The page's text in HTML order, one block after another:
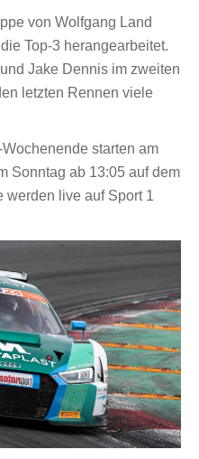
von Wolfgang Land
Top-3 herangearbeitet.
Jake Dennis im zweiten
letzten Rennen viele
starten am
Sonntag ab 13:05 auf dem
werden live auf Sport 1